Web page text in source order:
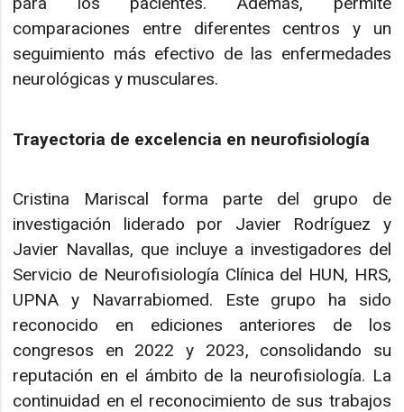
comparaciones entre diferentes centros y un
seguimiento más efectivo de las enfermedades
neurológicas y musculares.
Trayectoria de excelencia en neurofisiología
Cristina Mariscal forma parte del grupo de
investigación liderado por Javier Rodríguez y
Javier Navallas, que incluye a investigadores del
Servicio de Neurofisiología Clínica del HUN, HRS,
UPNA y Navarrabiomed. Este grupo ha sido
reconocido en ediciones anteriores de los
congresos en 2022 y 2023, consolidando su
reputación en el ámbito de la neurofisiología. La
continuidad en el reconocimiento de sus trabajos